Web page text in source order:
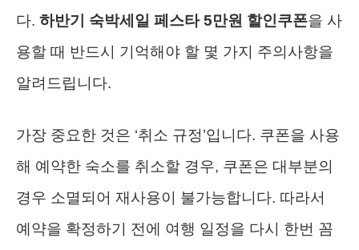
다. 하반기 숙박세일 페스타 5만원 할인쿠폰을 사
용할 때 반드시 기억해야 할 몇 가지 주의사항을
알려드립니다.
가장 중요한 것은 ‘취소 규정’입니다. 쿠폰을 사용
해 예약한 숙소를 취소할 경우, 쿠폰은 대부분의
경우 소멸되어 재사용이 불가능합니다. 따라서
예약을 확정하기 전에 여행 일정을 다시 한번 꼼